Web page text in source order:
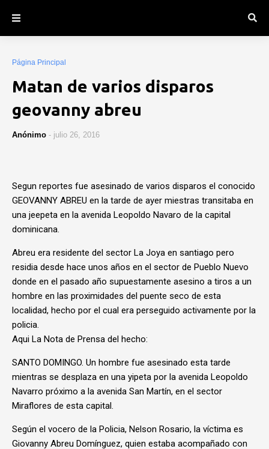
Página Principal
Matan de varios disparos
geovanny abreu
Anónimo - julio 26, 2016
Segun reportes fue asesinado de varios disparos el conocido
GEOVANNY ABREU en la tarde de ayer miestras transitaba en
una jeepeta en la avenida Leopoldo Navaro de la capital
dominicana.
Abreu era residente del sector La Joya en santiago pero
residia desde hace unos años en el sector de Pueblo Nuevo
donde en el pasado año supuestamente asesino a tiros a un
hombre en las proximidades del puente seco de esta
localidad, hecho por el cual era perseguido activamente por la
policia.
Aqui La Nota de Prensa del hecho:
SANTO DOMINGO. Un hombre fue asesinado esta tarde
mientras se desplaza en una yipeta por la avenida Leopoldo
Navarro próximo a la avenida San Martín, en el sector
Miraflores de esta capital.
Según el vocero de la Policia, Nelson Rosario, la víctima es
Giovanny Abreu Domínguez, quien estaba acompañado con